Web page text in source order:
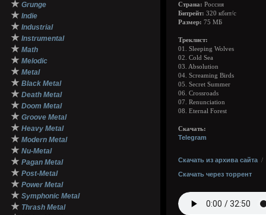
★ Grunge
★ Indie
★ Industrial
★ Instrumental
★ Math
★ Melodic
★ Metal
★ Black Metal
★ Death Metal
★ Doom Metal
★ Groove Metal
★ Heavy Metal
★ Modern Metal
★ Nu-Metal
★ Pagan Metal
★ Post-Metal
★ Power Metal
★ Symphonic Metal
★ Thrash Metal
Страна: Россия
Битрейт: 320 кбит/с
Размер: 75 МБ
Треклист:
01. Sleeping Wolves
02. Cold Sea
03. Absolution
04. Screaming Birds
05. Secret Summer
06. Crossroads
07. Renunciation
08. Eternal Forest
Cкачать:
Telegram
Скачать из архива сайта /
Скачать через торрент